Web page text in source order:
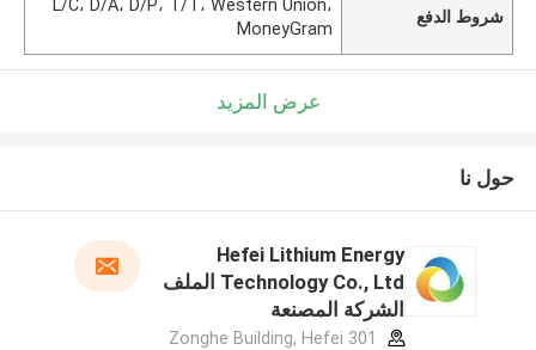
شروط الدفع
L/C، D/A، D/P، T/T، Western Union،
MoneyGram
عرض المزيد
حول نا
Hefei Lithium Energy
Technology Co., Ltd الملف
الشركة المصنعة
301 Zonghe Building, Hefei